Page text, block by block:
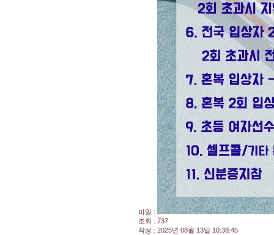
파일 :
조회 : 737
작성 : 2025년 08월 13일 10:38:45